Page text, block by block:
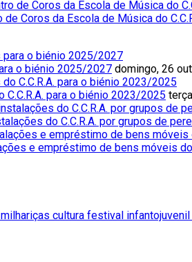
de Coros da Escola de Música do
o biénio 2025/2027 domingo, 26
C.C.R.A. para o biénio 2023/2025
do C.C.R.A. por grupos de
e empréstimo de bens móveis do
cultura festival infantojuvenil